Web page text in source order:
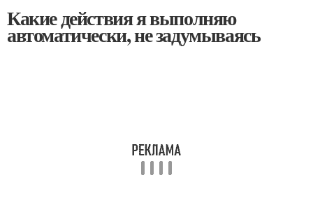
Какие действия я выполняю
автоматически, не задумываясь